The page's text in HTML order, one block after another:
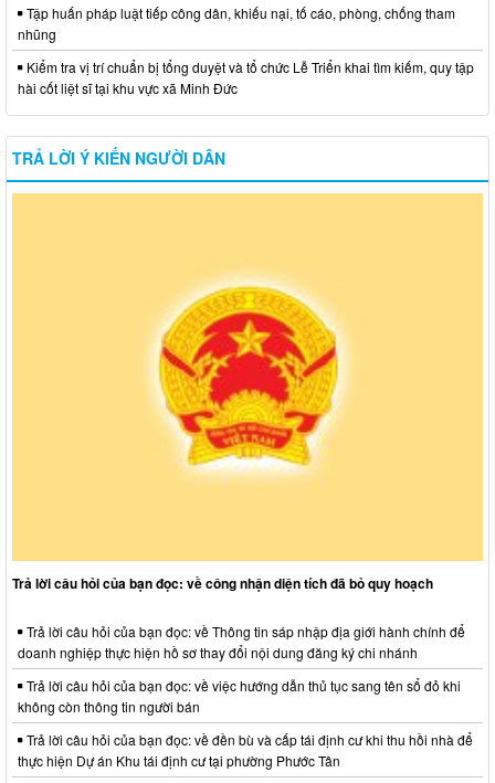
Tập huấn pháp luật tiếp công dân, khiếu nại, tố cáo, phòng, chống tham
nhũng
Kiểm tra vị trí chuẩn bị tổng duyệt và tổ chức Lễ Triển khai tìm kiếm, quy tập
hài cốt liệt sĩ tại khu vực xã Minh Đức
TRẢ LỜI Ý KIẾN NGƯỜI DÂN
Trả lời câu hỏi của bạn đọc: về công nhận diện tích đã bỏ quy hoạch
Trả lời câu hỏi của bạn đọc: về Thông tin sáp nhập địa giới hành chính để
doanh nghiệp thực hiện hồ sơ thay đổi nội dung đăng ký chi nhánh
Trả lời câu hỏi của bạn đọc: về việc hướng dẫn thủ tục sang tên sổ đỏ khi
không còn thông tin người bán
Trả lời câu hỏi của bạn đọc: về đền bù và cấp tái định cư khi thu hồi nhà để
thực hiện Dự án Khu tái định cư tại phường Phước Tân